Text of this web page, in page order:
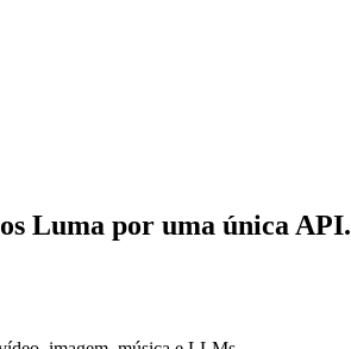
Luma por uma única API.